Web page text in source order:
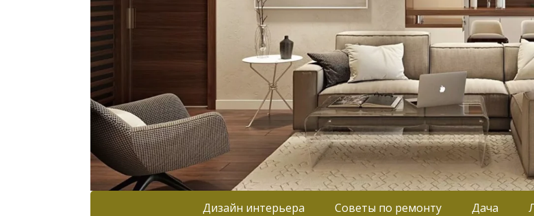
Дизайн интерьера Советы по ремонту Дача